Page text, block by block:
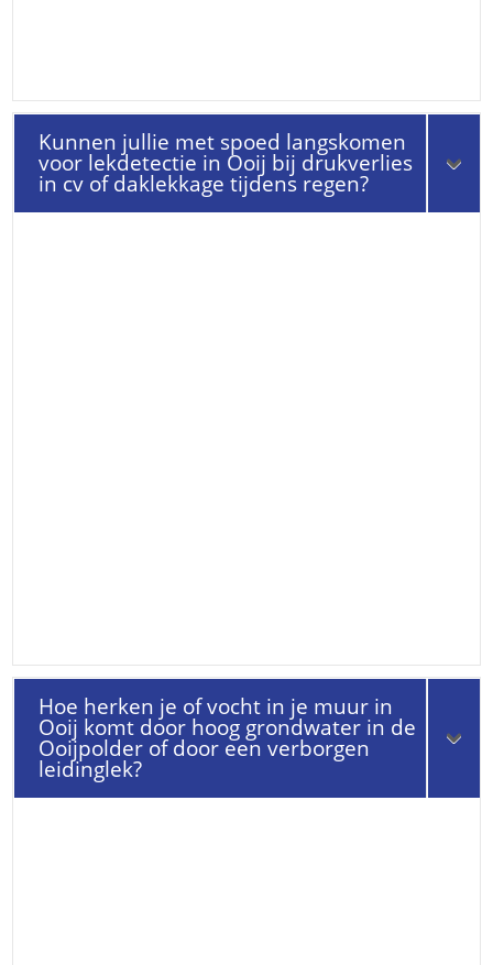
Kunnen jullie met spoed langskomen
voor lekdetectie in Ooij bij drukverlies
in cv of daklekkage tijdens regen?
Hoe herken je of vocht in je muur in
Ooij komt door hoog grondwater in de
Ooijpolder of door een verborgen
leidinglek?